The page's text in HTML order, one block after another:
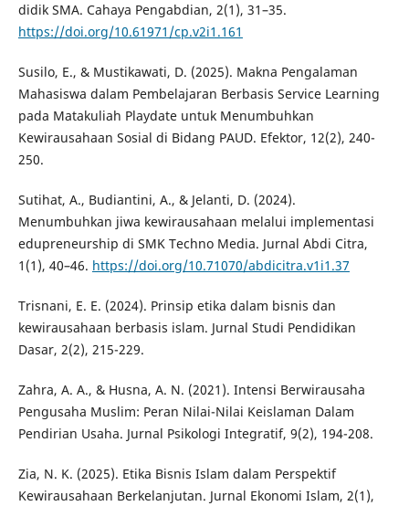
didik SMA. Cahaya Pengabdian, 2(1), 31–35.
https://doi.org/10.61971/cp.v2i1.161
Susilo, E., & Mustikawati, D. (2025). Makna Pengalaman
Mahasiswa dalam Pembelajaran Berbasis Service Learning
pada Matakuliah Playdate untuk Menumbuhkan
Kewirausahaan Sosial di Bidang PAUD. Efektor, 12(2), 240-
250.
Sutihat, A., Budiantini, A., & Jelanti, D. (2024).
Menumbuhkan jiwa kewirausahaan melalui implementasi
edupreneurship di SMK Techno Media. Jurnal Abdi Citra,
1(1), 40–46. https://doi.org/10.71070/abdicitra.v1i1.37
Trisnani, E. E. (2024). Prinsip etika dalam bisnis dan
kewirausahaan berbasis islam. Jurnal Studi Pendidikan
Dasar, 2(2), 215-229.
Zahra, A. A., & Husna, A. N. (2021). Intensi Berwirausaha
Pengusaha Muslim: Peran Nilai-Nilai Keislaman Dalam
Pendirian Usaha. Jurnal Psikologi Integratif, 9(2), 194-208.
Zia, N. K. (2025). Etika Bisnis Islam dalam Perspektif
Kewirausahaan Berkelanjutan. Jurnal Ekonomi Islam, 2(1),